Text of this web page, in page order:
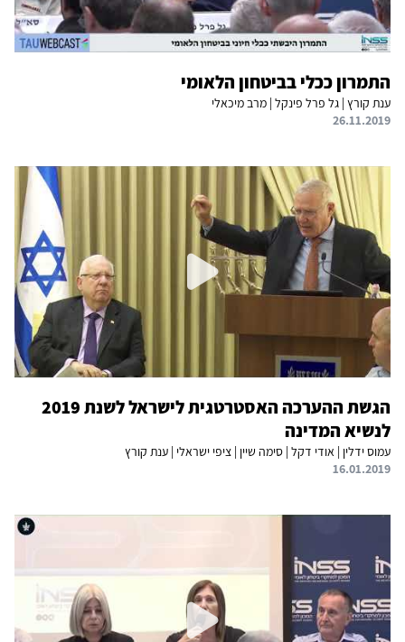
התמרון ככלי בביטחון הלאומי
ענת קורץ | גל פרל פינקל | מרב מיכאלי
26.11.2019
הגשת ההערכה האסטרטגית לישראל לשנת 2019
לנשיא המדינה
עמוס ידלין | אודי דקל | סימה שיין | ציפי ישראלי | ענת קורץ
16.01.2019